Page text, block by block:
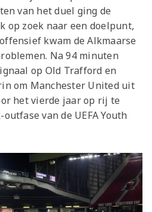
van het duel ging de
op zoek naar een doelpunt,
kwam de Alkmaarse
Na 94 minuten
op Old Trafford en
om Manchester United uit
het vierde jaar op rij te
van de UEFA Youth